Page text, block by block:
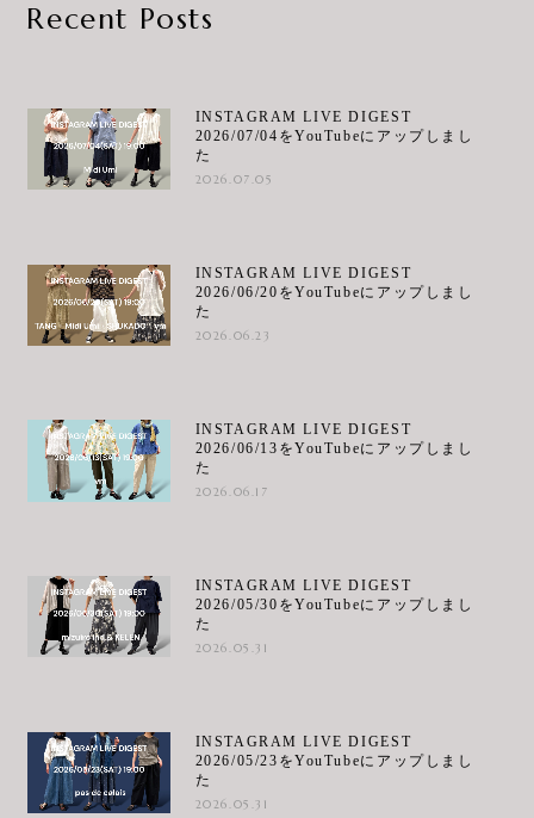
Recent Posts
INSTAGRAM LIVE DIGEST
2026/07/04をYouTubeにアップしまし
た
2026.07.05
INSTAGRAM LIVE DIGEST
2026/06/20をYouTubeにアップしまし
た
2026.06.23
INSTAGRAM LIVE DIGEST
2026/06/13をYouTubeにアップしまし
た
2026.06.17
INSTAGRAM LIVE DIGEST
2026/05/30をYouTubeにアップしまし
た
2026.05.31
INSTAGRAM LIVE DIGEST
2026/05/23をYouTubeにアップしまし
た
2026.05.31